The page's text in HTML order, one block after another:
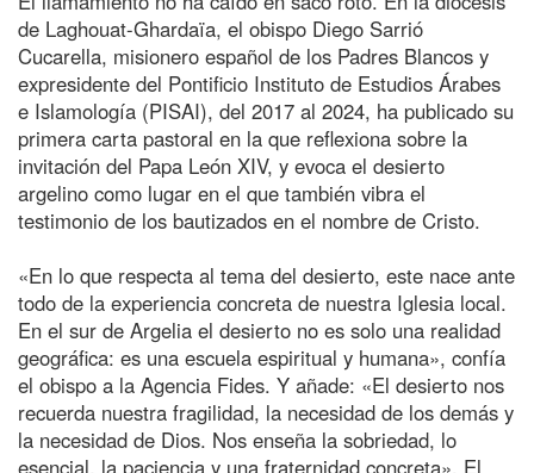
de Laghouat-Ghardaïa, el obispo Diego Sarrió
Cucarella, misionero español de los Padres Blancos y
expresidente del Pontificio Instituto de Estudios Árabes
e Islamología (PISAI), del 2017 al 2024, ha publicado su
primera carta pastoral en la que reflexiona sobre la
invitación del Papa León XIV, y evoca el desierto
argelino como lugar en el que también vibra el
testimonio de los bautizados en el nombre de Cristo.
«En lo que respecta al tema del desierto, este nace ante
todo de la experiencia concreta de nuestra Iglesia local.
En el sur de Argelia el desierto no es solo una realidad
geográfica: es una escuela espiritual y humana», confía
el obispo a la Agencia Fides. Y añade: «El desierto nos
recuerda nuestra fragilidad, la necesidad de los demás y
la necesidad de Dios. Nos enseña la sobriedad, lo
esencial, la paciencia y una fraternidad concreta». El